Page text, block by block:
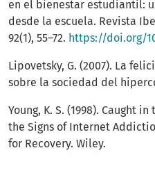
en el bienestar estudiantil:
desde la escuela. Revista
92(1), 55–72. https://doi.org/
Lipovetsky, G. (2007). La
sobre la sociedad del
Young, K. S. (1998). Caught
the Signs of Internet
for Recovery. Wiley.